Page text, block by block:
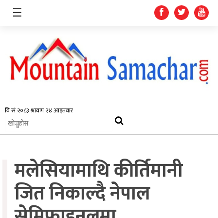
समाचार
प्रदेश
अर्थतन्त्र
स्वास्थ्य
अन्तर्राष्ट्रिय
☰
मलेसियामाथि कीर्तिमानी
जित निकाल्दै नेपाल